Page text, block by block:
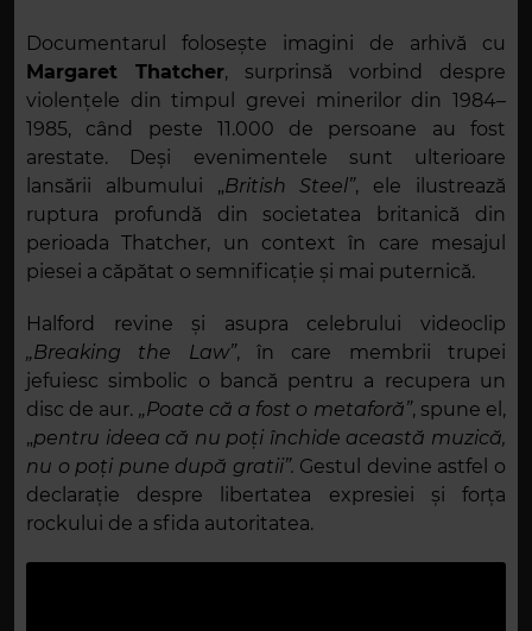
Documentarul folosește imagini de arhivă cu
Margaret Thatcher, surprinsă vorbind despre
violențele din timpul grevei minerilor din 1984–
1985, când peste 11.000 de persoane au fost
arestate. Deși evenimentele sunt ulterioare
lansării albumului „British Steel”, ele ilustrează
ruptura profundă din societatea britanică din
perioada Thatcher, un context în care mesajul
piesei a căpătat o semnificație și mai puternică.
Halford revine și asupra celebrului videoclip
„Breaking the Law”, în care membrii trupei
jefuiesc simbolic o bancă pentru a recupera un
disc de aur. „Poate că a fost o metaforă”, spune el,
„pentru ideea că nu poți închide această muzică,
nu o poți pune după gratii”. Gestul devine astfel o
declarație despre libertatea expresiei și forța
rockului de a sfida autoritatea.